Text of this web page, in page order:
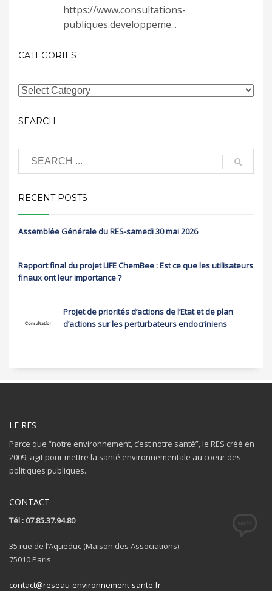
https://www.consultations-
publiques.developpeme...
CATEGORIES
SEARCH
RECENT POSTS
Assemblée Générale du RES-samedi 30 mai 2026
Rapport final du projet LIFE ChemBee : Est ce que les utilisateurs
finaux ont leur importance ?
Projet de priorités d’actions de l’Etat et de plan
d’actions sur les perturbateurs endocriniens
LE RES
Parce que “notre environnement, c’est notre santé”, le RES créé en
2009, agit pour mettre la santé environnementale au coeur des
politiques publiques.
CONTACT
Tél : 07.85.37.94.80
35 rue de l’Aqueduc (Maison des Associations)
75010 Paris
contact@reseau-environnement-sante.fr